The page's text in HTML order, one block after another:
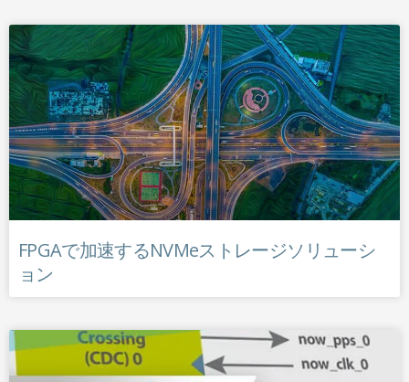
FPGAで加速するNVMeストレージソリューシ
ョン